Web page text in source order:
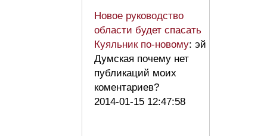
Новое руководство
области будет спасать
Куяльник по-новому: эй
Думская почему нет
публикаций моих
коментариев?
2014-01-15 12:47:58